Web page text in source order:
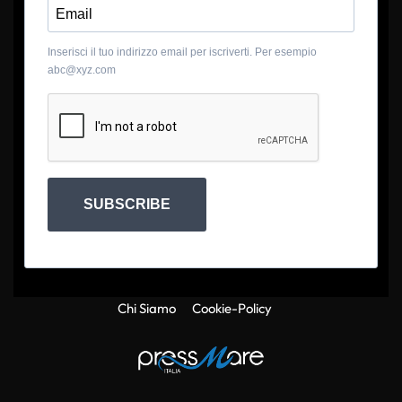
Inserisci il tuo indirizzo email per iscriverti. Per esempio
abc@xyz.com
SUBSCRIBE
Chi Siamo Cookie-Policy